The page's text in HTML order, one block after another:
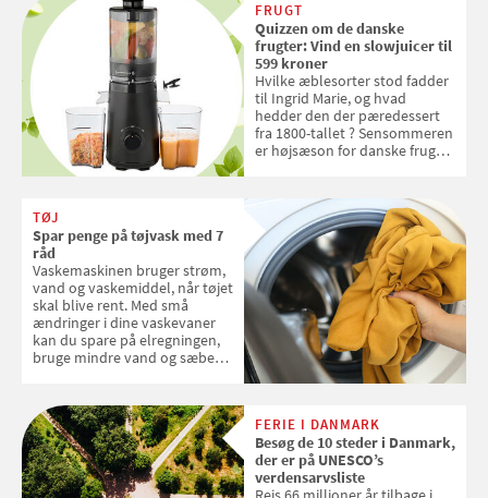
FRUGT
Quizzen om de danske
frugter: Vind en slowjuicer til
599 kroner
Hvilke æblesorter stod fadder
til Ingrid Marie, og hvad
hedder den der pæredessert
fra 1800-tallet ? Sensommeren
er højsæson for danske fruger,
favoritter. Det fejrer Samvirke
med en quiz om alt det danske
frugt, vi elsker. Konkurrencen
slutter fredag d. 18. september
2026
TØJ
Spar penge på tøjvask med 7
råd
Vaskemaskinen bruger strøm,
vand og vaskemiddel, når tøjet
skal blive rent. Med små
ændringer i dine vaskevaner
kan du spare på elregningen,
bruge mindre vand og sæbe
enkle råd til at spare penge på
tøjvasken
FERIE I DANMARK
Besøg de 10 steder i Danmark,
der er på UNESCO’s
verdensarvsliste